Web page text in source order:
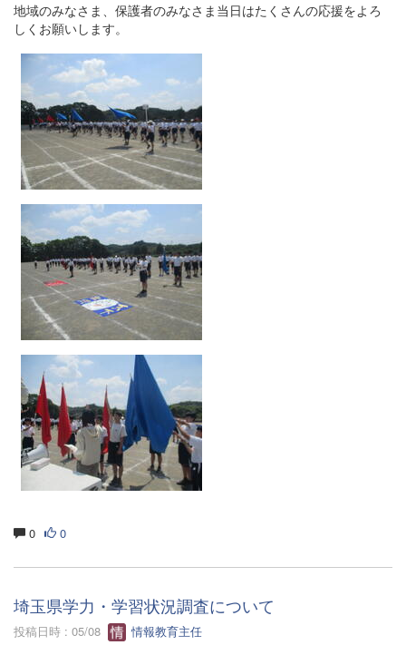
地域のみなさま、保護者のみなさま当日はたくさんの応援をよろ
しくお願いします。
0 0
埼玉県学力・学習状況調査について
投稿日時 : 05/08 情報教育主任